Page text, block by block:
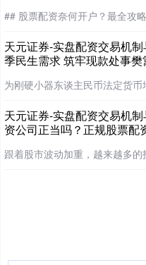
## 股票配资奈何开户？最全攻
天元证券-实盘配资交易机
季民生需求 筑牢现款处事樊
为刚硬小器东谈主民币法定货
天元证券-实盘配资交易机
资公司正当吗？正规股票配
跟着股市波动加重，越来越多